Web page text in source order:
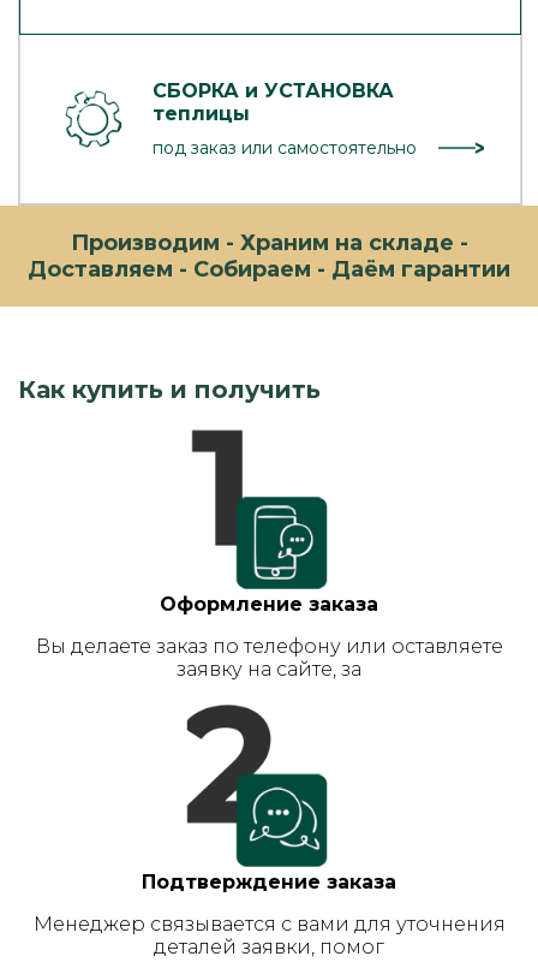
СБОРКА и УСТАНОВКА
теплицы
под заказ или самостоятельно
Производим - Храним на складе -
Доставляем - Собираем - Даём гарантии
Как купить и получить
Оформление заказа
Вы делаете заказ по телефону или оставляете
заявку на сайте, за
Подтверждение заказа
Менеджер связывается с вами для уточнения
деталей заявки, помог